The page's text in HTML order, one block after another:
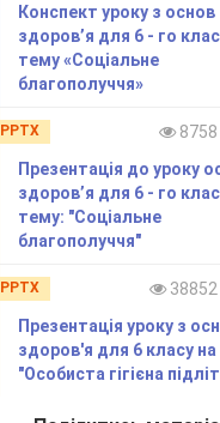
Конспект уроку з основ
здоров’я для 6 - го
тему «Соціальне
благополуччя»
PPTX 8758
Презентація до уроку
здоров’я для 6 - го
тему: "Соціальне
благополуччя"
PPTX 38852
Презентація уроку з
здоров'я для 6 класу
"Особиста гігієна